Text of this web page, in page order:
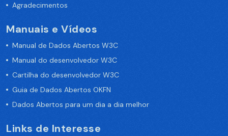
Agradecimentos
Manuais e Vídeos
Manual de Dados Abertos W3C
Manual do desenvolvedor W3C
Cartilha do desenvolvedor W3C
Guia de Dados Abertos OKFN
Dados Abertos para um dia a dia melhor
Links de Interesse